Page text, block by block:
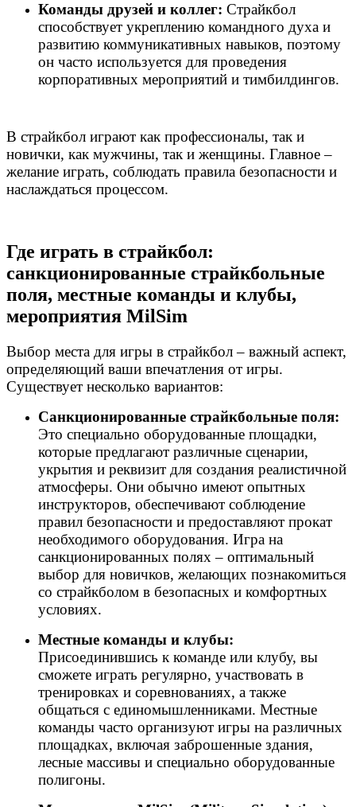
Команды друзей и коллег: Страйкбол
способствует укреплению командного духа и
развитию коммуникативных навыков, поэтому
он часто используется для проведения
корпоративных мероприятий и тимбилдингов.
В страйкбол играют как профессионалы, так и
новички, как мужчины, так и женщины. Главное –
желание играть, соблюдать правила безопасности и
наслаждаться процессом.
Где играть в страйкбол:
санкционированные страйкбольные
поля, местные команды и клубы,
мероприятия MilSim
Выбор места для игры в страйкбол – важный аспект,
определяющий ваши впечатления от игры.
Существует несколько вариантов:
Санкционированные страйкбольные поля:
Это специально оборудованные площадки,
которые предлагают различные сценарии,
укрытия и реквизит для создания реалистичной
атмосферы. Они обычно имеют опытных
инструкторов, обеспечивают соблюдение
правил безопасности и предоставляют прокат
необходимого оборудования. Игра на
санкционированных полях – оптимальный
выбор для новичков, желающих познакомиться
со страйкболом в безопасных и комфортных
условиях.
Местные команды и клубы:
Присоединившись к команде или клубу, вы
сможете играть регулярно, участвовать в
тренировках и соревнованиях, а также
общаться с единомышленниками. Местные
команды часто организуют игры на различных
площадках, включая заброшенные здания,
лесные массивы и специально оборудованные
полигоны.